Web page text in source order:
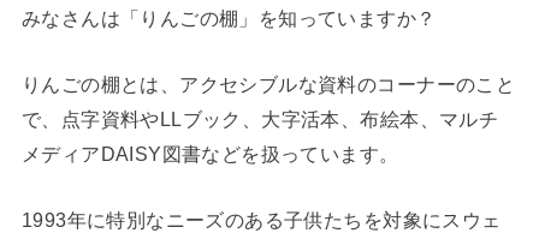
みなさんは「りんごの棚」を知っていますか？
りんごの棚とは、アクセシブルな資料のコーナーのこと
で、点字資料やLLブック、大字活本、布絵本、マルチ
メディアDAISY図書などを扱っています。
1993年に特別なニーズのある子供たちを対象にスウェ